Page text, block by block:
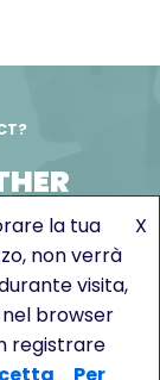
San
la tua
non verrà
visita,
browser
registrare
X